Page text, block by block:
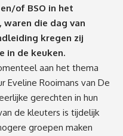
of BSO in het
waren die dag van
kregen zij
in de keuken.
aan het thema
Eveline Rooimans van De
gerechten in hun
de kleuters is tijdelijk
groepen maken